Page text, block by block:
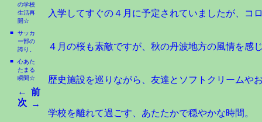
の学校
生活再
開☆
■
サッカ
ー部の
誇り。
■
心あた
たまる
瞬間☆
←
次
前
→
入学してすぐの４月に予定されていましたが、コ
４月の桜も素敵ですが、秋の丹波地方の風情を感
歴史施設を巡りながら、友達とソフトクリームや
学校を離れて過ごす、あたたかで穏やかな時間。